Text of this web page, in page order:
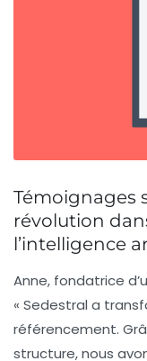
Témoignages
révolution
l’intelligence
Anne, fondatrice
« Sedestral a
référencement.
structure, nous